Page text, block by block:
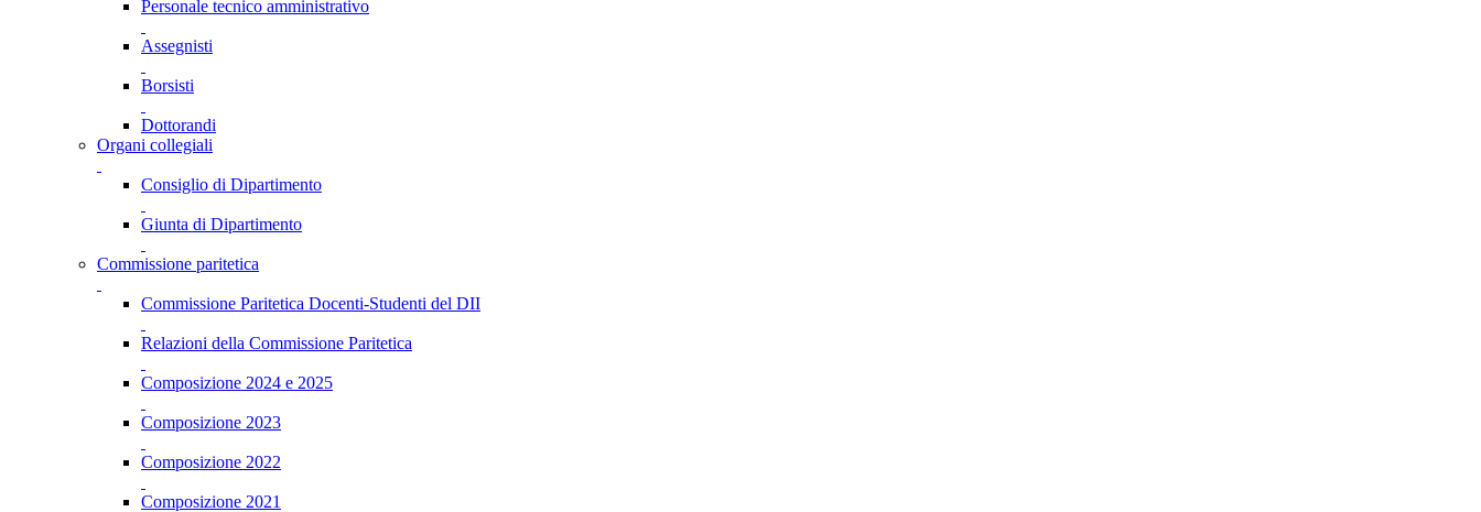
Personale tecnico amministrativo
Assegnisti
Borsisti
Dottorandi
Organi collegiali
Consiglio di Dipartimento
Giunta di Dipartimento
Commissione paritetica
Commissione Paritetica Docenti-Studenti del DII
Relazioni della Commissione Paritetica
Composizione 2024 e 2025
Composizione 2023
Composizione 2022
Composizione 2021